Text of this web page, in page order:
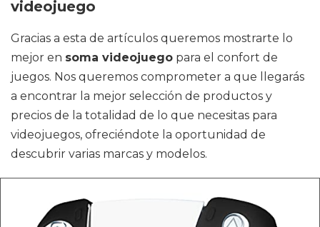
videojuego
Gracias a esta de artículos queremos mostrarte lo
mejor en soma videojuego para el confort de
juegos. Nos queremos comprometer a que llegarás
a encontrar la mejor selección de productos y
precios de la totalidad de lo que necesitas para
videojuegos, ofreciéndote la oportunidad de
descubrir varias marcas y modelos.